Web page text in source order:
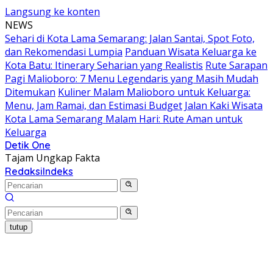
Langsung ke konten
NEWS
Sehari di Kota Lama Semarang: Jalan Santai, Spot Foto,
dan Rekomendasi Lumpia Panduan Wisata Keluarga ke
Kota Batu: Itinerary Seharian yang Realistis Rute Sarapan
Pagi Malioboro: 7 Menu Legendaris yang Masih Mudah
Ditemukan Kuliner Malam Malioboro untuk Keluarga:
Menu, Jam Ramai, dan Estimasi Budget Jalan Kaki Wisata
Kota Lama Semarang Malam Hari: Rute Aman untuk
Keluarga
Detik One
Tajam Ungkap Fakta
RedaksiIndeks
tutup